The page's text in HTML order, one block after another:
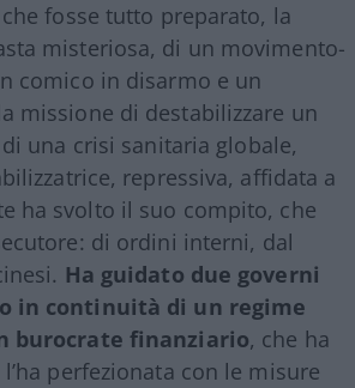
fosse tutto preparato, la
misteriosa, di un movimento-
comico in disarmo e un
missione di destabilizzare un
una crisi sanitaria globale,
repressiva, affidata a
ha svolto il suo compito, che
di ordini interni, dal
Ha guidato due governi
in continuità di un regime
burocrate finanziario, che ha
perfezionata con le misure